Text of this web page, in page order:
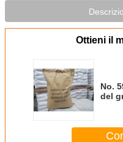
Ottieni il
No.
del